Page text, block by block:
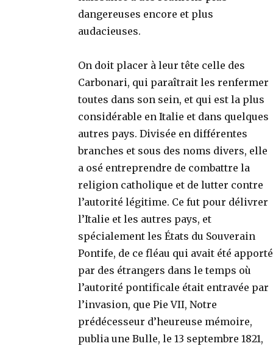
dangereuses encore et plus
audacieuses.
On doit placer à leur tête celle des
Carbonari, qui paraîtrait les renfermer
toutes dans son sein, et qui est la plus
considérable en Italie et dans quelques
autres pays. Divisée en différentes
branches et sous des noms divers, elle
a osé entreprendre de combattre la
religion catholique et de lutter contre
l’autorité légitime. Ce fut pour délivrer
l’Italie et les autres pays, et
spécialement les États du Souverain
Pontife, de ce fléau qui avait été apporté
par des étrangers dans le temps où
l’autorité pontificale était entravée par
l’invasion, que Pie VII, Notre
prédécesseur d’heureuse mémoire,
publia une Bulle, le 13 septembre 1821,